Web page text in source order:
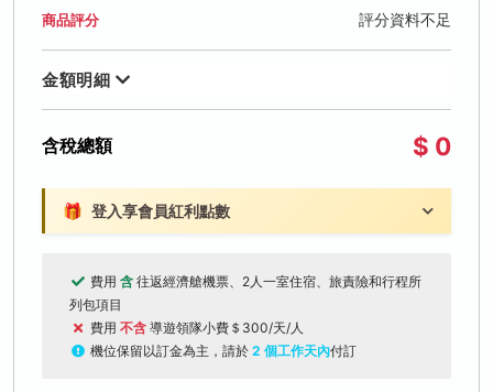
商品評分 評分資料不足
金額明細
含稅總額 $ 0
🎁 登入享會員紅利點數
費用 含 往返經濟艙機票、2人一室住宿、旅責險和行程所
列包項目
費用 不含 導遊領隊小費＄300/天/人
機位保留以訂金為主，請於 2 個工作天內付訂